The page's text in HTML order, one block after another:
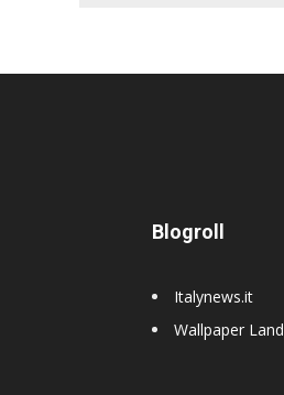
Blogroll
Italynews.it
Wallpaper Land